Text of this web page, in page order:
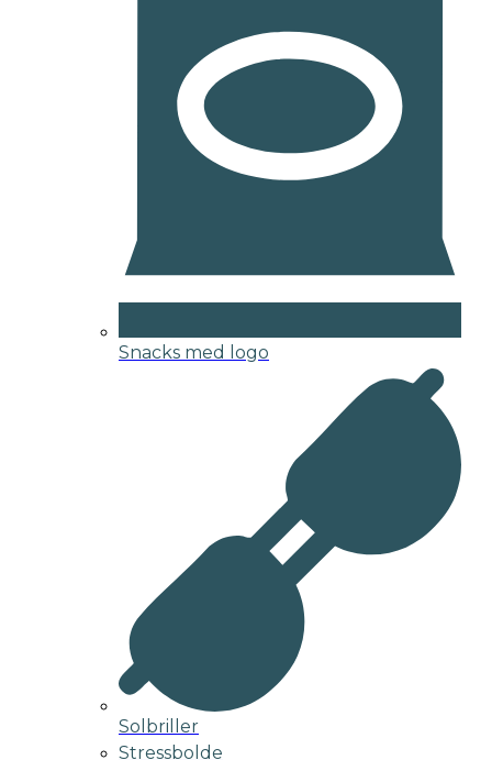
Snacks med logo
Solbriller
Stressbolde